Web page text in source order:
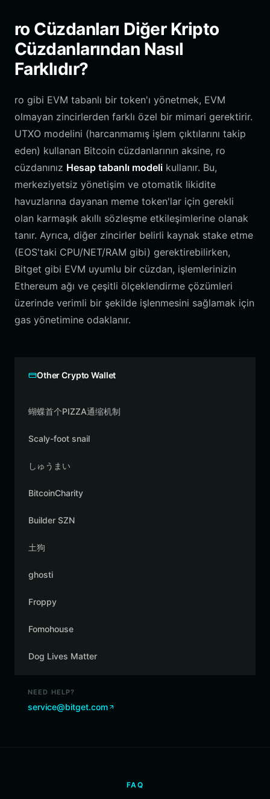
ro Cüzdanları Diğer Kripto
Cüzdanlarından Nasıl
Farklıdır?
ro gibi EVM tabanlı bir token'ı yönetmek, EVM
olmayan zincirlerden farklı özel bir mimari gerektirir.
UTXO modelini (harcanmamış işlem çıktılarını takip
eden) kullanan Bitcoin cüzdanlarının aksine, ro
cüzdanınız Hesap tabanlı modeli kullanır. Bu,
merkeziyetsiz yönetişim ve otomatik likidite
havuzlarına dayanan meme token'lar için gerekli
olan karmaşık akıllı sözleşme etkileşimlerine olanak
tanır. Ayrıca, diğer zincirler belirli kaynak stake etme
(EOS'taki CPU/NET/RAM gibi) gerektirebilirken,
Bitget gibi EVM uyumlu bir cüzdan, işlemlerinizin
Ethereum ağı ve çeşitli ölçeklendirme çözümleri
üzerinde verimli bir şekilde işlenmesini sağlamak için
gas yönetimine odaklanır.
Other Crypto Wallet
蝴蝶首个PIZZA通缩机制
Scaly-foot snail
しゅうまい
BitcoinCharity
Builder SZN
土狗
ghosti
Froppy
Fomohouse
Dog Lives Matter
NEED HELP?
service@bitget.com
FAQ